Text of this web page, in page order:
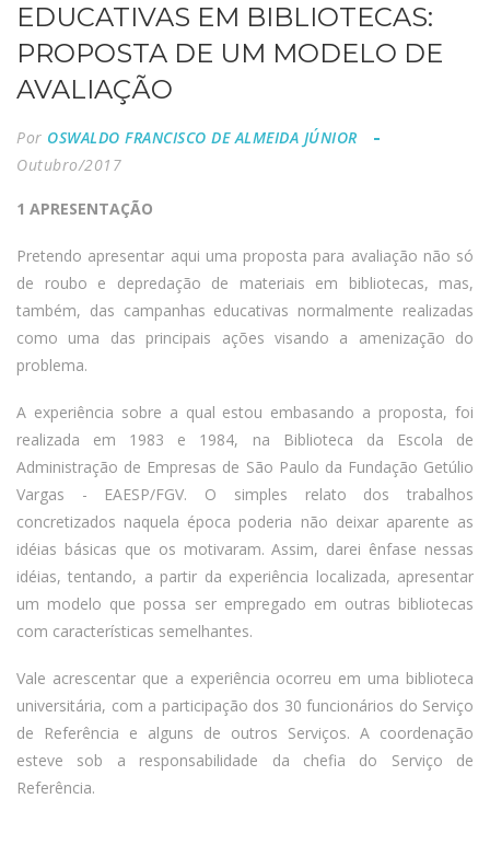
EDUCATIVAS EM BIBLIOTECAS:
PROPOSTA DE UM MODELO DE
AVALIAÇÃO
Por OSWALDO FRANCISCO DE ALMEIDA JÚNIOR
Outubro/2017
1 APRESENTAÇÃO
Pretendo apresentar aqui uma proposta para avaliação não só
de roubo e depredação de materiais em bibliotecas, mas,
também, das campanhas educativas normalmente realizadas
como uma das principais ações visando a amenização do
problema.
A experiência sobre a qual estou embasando a proposta, foi
realizada em 1983 e 1984, na Biblioteca da Escola de
Administração de Empresas de São Paulo da Fundação Getúlio
Vargas - EAESP/FGV. O simples relato dos trabalhos
concretizados naquela época poderia não deixar aparente as
idéias básicas que os motivaram. Assim, darei ênfase nessas
idéias, tentando, a partir da experiência localizada, apresentar
um modelo que possa ser empregado em outras bibliotecas
com características semelhantes.
Vale acrescentar que a experiência ocorreu em uma biblioteca
universitária, com a participação dos 30 funcionários do Serviço
de Referência e alguns de outros Serviços. A coordenação
esteve sob a responsabilidade da chefia do Serviço de
Referência.